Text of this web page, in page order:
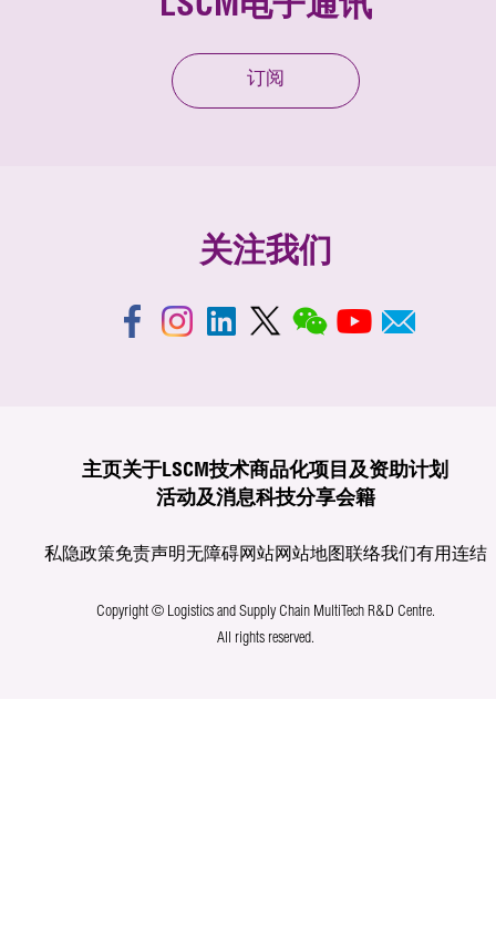
LSCM电子通讯
订阅
关注我们
主页关于LSCM技术商品化项目及资助计划
活动及消息科技分享会籍
私隐政策免责声明无障碍网站网站地图联络我们有用连结
Copyright © Logistics and Supply Chain MultiTech R&D Centre.
All rights reserved.